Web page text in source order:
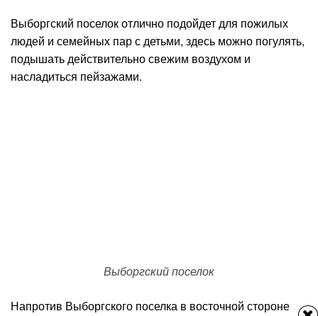
Выборгский поселок отлично подойдет для пожилых
людей и семейных пар с детьми, здесь можно погулять,
подышать действительно свежим воздухом и
насладиться пейзажами.
Выборгский поселок
Напротив Выборгского поселка в восточной стороне